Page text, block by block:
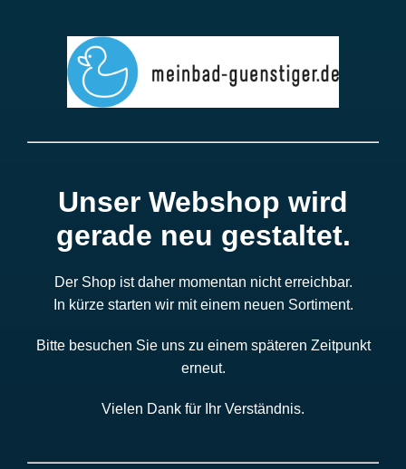
Unser Webshop wird
gerade neu gestaltet.
Der Shop ist daher momentan nicht erreichbar.
In kürze starten wir mit einem neuen Sortiment.
Bitte besuchen Sie uns zu einem späteren Zeitpunkt
erneut.
Vielen Dank für Ihr Verständnis.